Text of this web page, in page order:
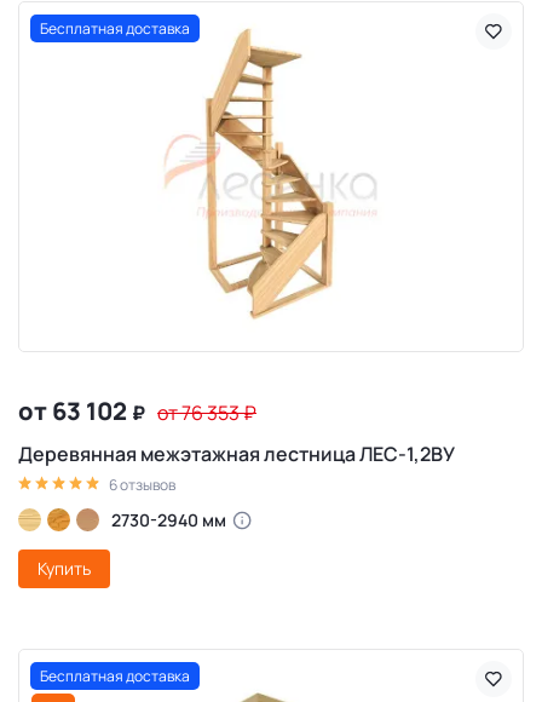
Бесплатная доставка
от 63 102 ₽ от 76 353₽
Деревянная межэтажная лестница ЛЕС-1,2ВУ
6 отзывов
2730-2940 мм
Купить
Бесплатная доставка